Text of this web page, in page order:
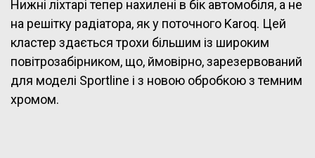
Нижні ліхтарі тепер нахилені в бік автомобіля, а не
на решітку радіатора, як у поточного Karoq. Цей
кластер здається трохи більшим із широким
повітрозабірником, що, ймовірно, зарезервований
для моделі Sportline і з новою обробкою з темним
хромом.